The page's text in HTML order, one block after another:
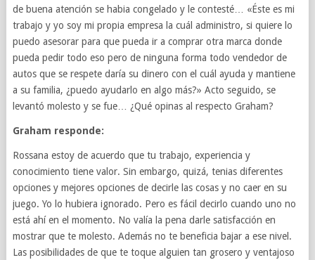
de buena atención se habia congelado y le contesté… «Éste es mi
trabajo y yo soy mi propia empresa la cuál administro, si quiere lo
puedo asesorar para que pueda ir a comprar otra marca donde
pueda pedir todo eso pero de ninguna forma todo vendedor de
autos que se respete daría su dinero con el cuál ayuda y mantiene
a su familia, ¿puedo ayudarlo en algo más?» Acto seguido, se
levantó molesto y se fue… ¿Qué opinas al respecto Graham?
Graham responde:
Rossana estoy de acuerdo que tu trabajo, experiencia y
conocimiento tiene valor. Sin embargo, quizá, tenias diferentes
opciones y mejores opciones de decirle las cosas y no caer en su
juego. Yo lo hubiera ignorado. Pero es fácil decirlo cuando uno no
está ahí en el momento. No valía la pena darle satisfacción en
mostrar que te molesto. Además no te beneficia bajar a ese nivel.
Las posibilidades de que te toque alguien tan grosero y ventajoso